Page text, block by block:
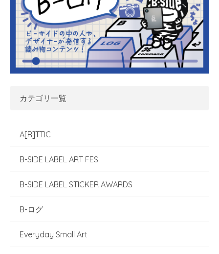
カテゴリ一覧
A[R]TTIC
B-SIDE LABEL ART FES
B-SIDE LABEL STICKER AWARDS
B-ログ
Everyday Small Art